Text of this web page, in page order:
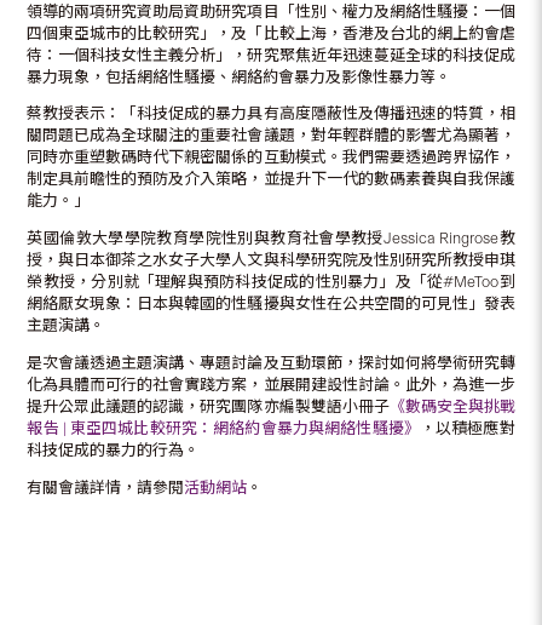
領導的兩項研究資助局資助研究項目「性別、權力及網絡性騷擾：一個
四個東亞城市的比較研究」，及「比較上海，香港及台北的網上約會虐
待：一個科技女性主義分析」，研究聚焦近年迅速蔓延全球的科技促成
暴力現象，包括網絡性騷擾、網絡約會暴力及影像性暴力等。
蔡教授表示：「科技促成的暴力具有高度隱蔽性及傳播迅速的特質，相
關問題已成為全球關注的重要社會議題，對年輕群體的影響尤為顯著，
同時亦重塑數碼時代下親密關係的互動模式。我們需要透過跨界協作，
制定具前瞻性的預防及介入策略，並提升下一代的數碼素養與自我保護
能力。」
英國倫敦大學學院教育學院性別與教育社會學教授Jessica Ringrose教
授，與日本御茶之水女子大學人文與科學研究院及性別研究所教授申琪
榮教授，分別就「理解與預防科技促成的性別暴力」及「從#MeToo到
網絡厭女現象：日本與韓國的性騷擾與女性在公共空間的可見性」發表
主題演講。
是次會議透過主題演講、專題討論及互動環節，探討如何將學術研究轉
化為具體而可行的社會實踐方案，並展開建設性討論。此外，為進一步
提升公眾此議題的認識，研究團隊亦編製雙語小冊子《數碼安全與挑戰
報告 | 東亞四城比較研究：網絡約會暴力與網絡性騷擾》
，以積極應對
科技促成的暴力的行為。
有關會議詳情，請參閱活動網站 。